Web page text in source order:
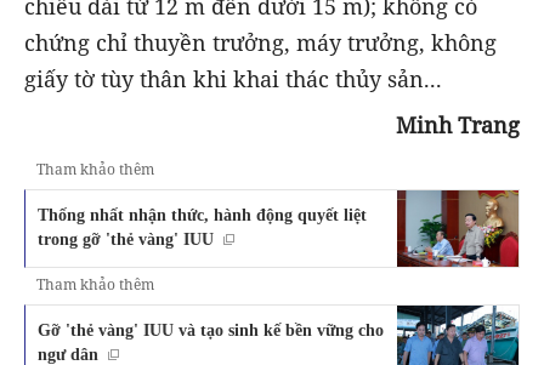
chiều dài từ 12 m đến dưới 15 m); không có
chứng chỉ thuyền trưởng, máy trưởng, không
giấy tờ tùy thân khi khai thác thủy sản...
Minh Trang
Tham khảo thêm
Thống nhất nhận thức, hành động quyết liệt
trong gỡ 'thẻ vàng' IUU
Tham khảo thêm
Gỡ 'thẻ vàng' IUU và tạo sinh kế bền vững cho
ngư dân